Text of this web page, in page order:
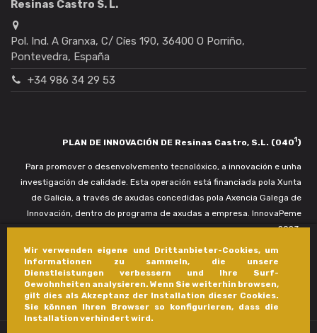
Wir verwenden eigene und Drittanbieter-Cookies, um
Informationen zu sammeln, die unsere
Dienstleistungen verbessern und Ihre Surf-
Gewohnheiten analysieren. Wenn Sie weiterhin browsen,
gilt dies als Akzeptanz der Installation dieser Cookies.
Sie können Ihren Browser so konfigurieren, dass die
Installation verhindert wird.
Resinas Castro S. L.
Pol. Ind. A Granxa, C/ Cíes 190, 36400 O Porriño,
Pontevedra, España
+34 986 34 29 53
PLAN DE INNOVACIÓN DE Resinas Castro, S.L. (0401)
Para promover o desenvolvemento tecnolóxico, a innovación e unha
investigación de calidade. Esta operación está financiada pola Xunta
de Galicia, a través de axudas concedidas pola Axencia Galega de
Innovación, dentro do programa de axudas a empresa. InnovaPeme
2023.